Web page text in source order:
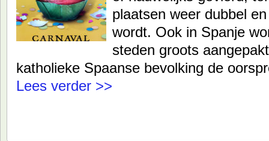
plaatsen weer dubbel
wordt. Ook in Spanje
steden groots
katholieke Spaanse bevolking de
Lees verder >>